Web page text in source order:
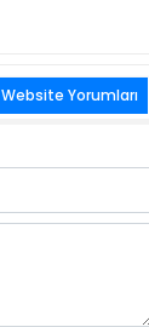
Website Yorumları